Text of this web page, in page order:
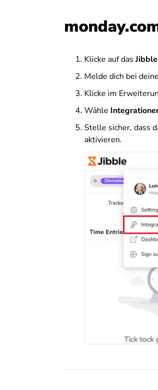
Klicke auf das
Melde dich bei
Klicke im
Wähle
Stelle sicher, dass
aktivieren.